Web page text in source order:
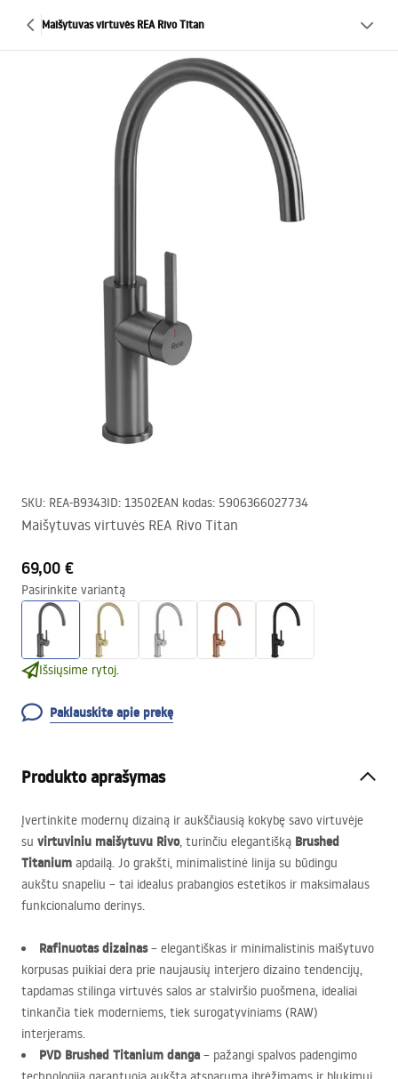
Maišytuvas virtuvės REA Rivo Titan
SKU: REA-B9343ID: 13502EAN kodas: 5906366027734
Maišytuvas virtuvės REA Rivo Titan
69,00 €
Pasirinkite variantą
Išsiųsime rytoj.
Paklauskite apie prekę
Produkto aprašymas
Įvertinkite modernų dizainą ir aukščiausią kokybę savo virtuvėje
su virtuviniu maišytuvu Rivo, turinčiu elegantišką Brushed
Titanium apdailą. Jo grakšti, minimalistinė linija su būdingu
aukštu snapeliu – tai idealus prabangios estetikos ir maksimalaus
funkcionalumo derinys.
Rafinuotas dizainas– elegantiškas ir minimalistinis maišytuvo
korpusas puikiai dera prie naujausių interjero dizaino tendencijų,
tapdamas stilinga virtuvės salos ar stalviršio puošmena, idealiai
tinkančia tiek moderniems, tiek surogatyviniams (RAW)
interjerams.
PVD Brushed Titanium danga – pažangi spalvos padengimo